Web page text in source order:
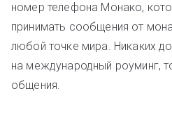
номер телефона Монако,
принимать сообщения от
любой точке мира. Никаких
на международный роуминг,
общения.